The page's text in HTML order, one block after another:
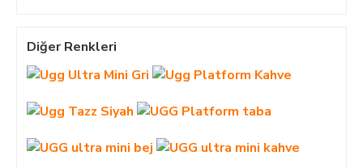
Diğer Renkleri